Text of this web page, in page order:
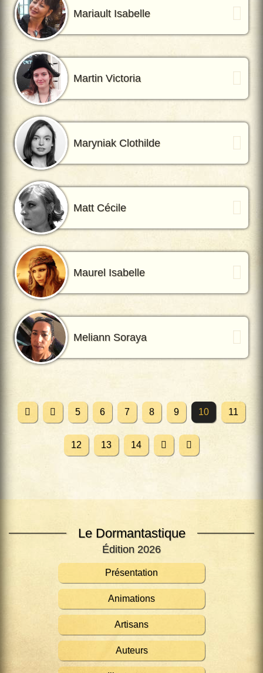
Le Dormantastique
Édition 2026
Présentation
Animations
Artisans
Auteurs
Mariault Isabelle
Martin Victoria
Maryniak Clothilde
Matt Cécile
Maurel Isabelle
Meliann Soraya
5 6 7 8 9 10 11
12 13 14